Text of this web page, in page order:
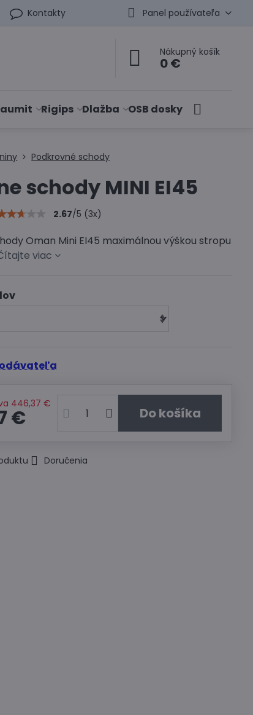
Kontakty Panel používateľa
Nákupný košík
0 €
Rigips Dlažba OSB dosky
Podkrovné schody
schody MINI EI45
2.67/5 (3x)
Oman Mini EI45 maximálnou výškou stropu
viac
446,37 €
€ Do košíka
Doručenia